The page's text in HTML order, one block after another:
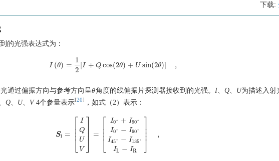
下载:
的光强表达式为：
I (θ) =
1
2
[I + Q cos(2θ) + U sin(2θ)] ,
I( θ)=12[I +Qcos(2θ)+U sin(2θ)],
通过偏振方向与参考方向呈θ
θ角度的线偏振片探测器接收到的光强。 I、 Q、 U为描述入射
Q U、 V4个参量表示 20 ，如式（2）表示：
Si = ⎡
⎣
⎢⎢⎢
I
Q
U
V
⎤
⎦
⎥⎥⎥ = ⎡
⎣
⎢⎢⎢
I0° + I90°
I0° − I90°
I45° − I135°
IL − IR
⎤
⎦
⎥⎥⎥ ,
Si=[I QU V = [I0 °+ 90 −I90 I °−